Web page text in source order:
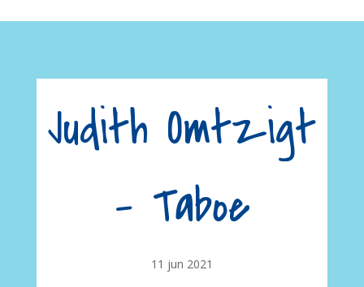
Judith Omtzigt
– Taboe
11 jun 2021